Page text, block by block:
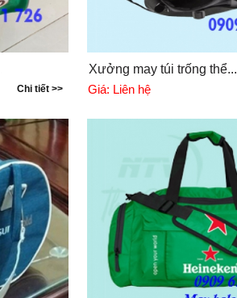
Chi tiết >>
Xưởng may túi trống thể...
Giá: Liên hệ